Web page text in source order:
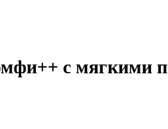
с мягкими